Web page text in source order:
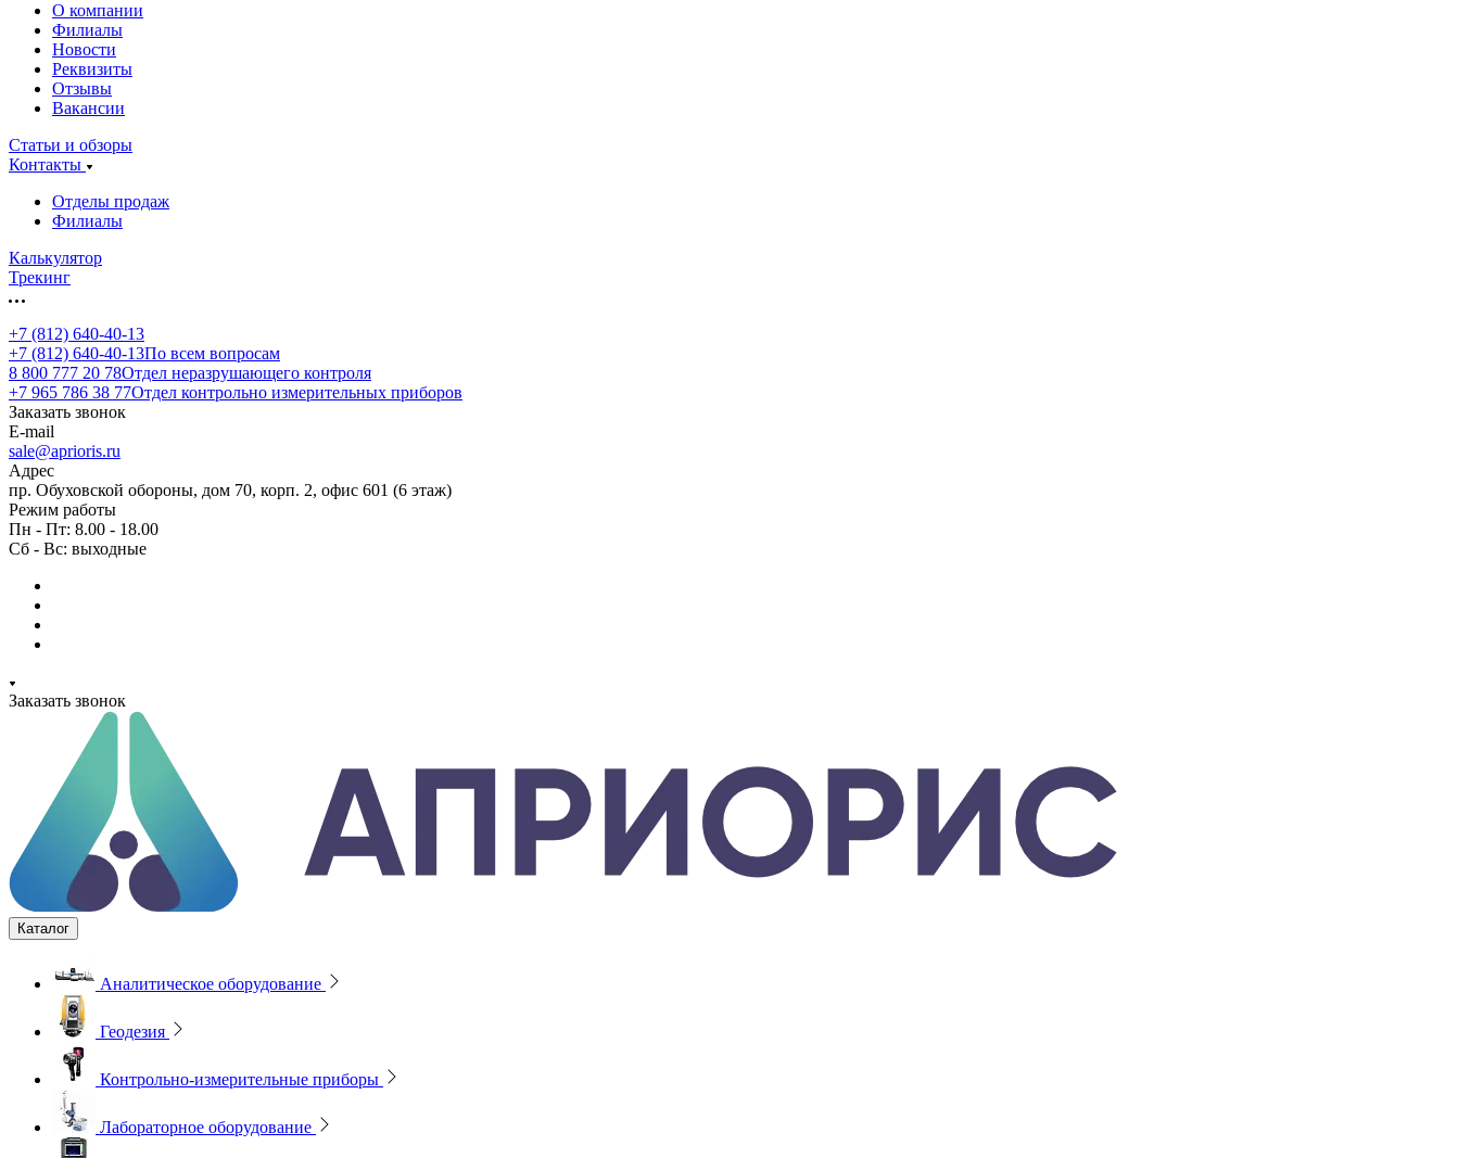
О компании
Филиалы
Новости
Реквизиты
Отзывы
Вакансии
Статьи и обзоры
Контакты
Отделы продаж
Филиалы
Калькулятор
Трекинг
+7 (812) 640-40-13
+7 (812) 640-40-13По всем вопросам
8 800 777 20 78Отдел неразрушающего контроля
+7 965 786 38 77Отдел контрольно измерительных приборов
Заказать звонок
E-mail
sale@aprioris.ru
Адрес
пр. Обуховской обороны, дом 70, корп. 2, офис 601 (6 этаж)
Режим работы
Пн - Пт: 8.00 - 18.00
Сб - Вс: выходные
Заказать звонок
Каталог
Аналитическое оборудование
Геодезия
Контрольно-измерительные приборы
Лабораторное оборудование